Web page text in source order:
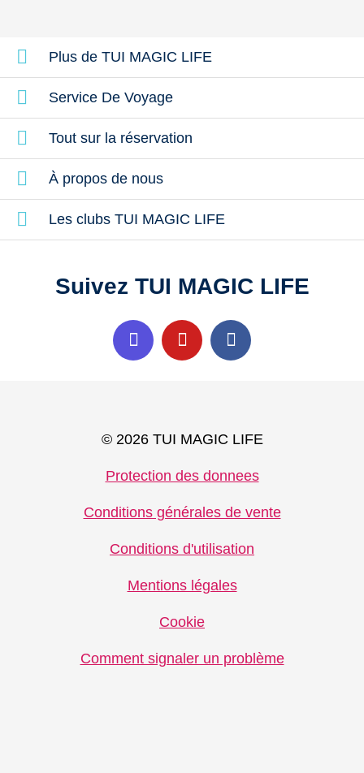
Plus de TUI MAGIC LIFE
Service De Voyage
Tout sur la réservation
À propos de nous
Les clubs TUI MAGIC LIFE
Suivez TUI MAGIC LIFE
© 2026 TUI MAGIC LIFE
Protection des donnees
Conditions générales de vente
Conditions d'utilisation
Mentions légales
Cookie
Comment signaler un problème